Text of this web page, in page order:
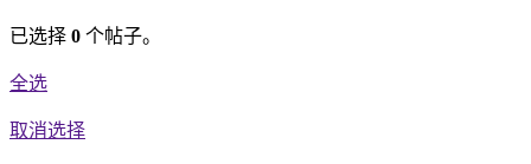
已选择 0 个帖子。
全选
取消选择